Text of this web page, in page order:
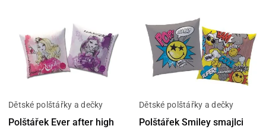
Dětské polštářky a dečky
Polštářek Ever after high
Dětské polštářky a dečky
Polštářek Smiley smajlci